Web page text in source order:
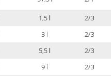
1,5 l
2/3
3 l
2/3
5,5 l
2/3
9 l
2/3